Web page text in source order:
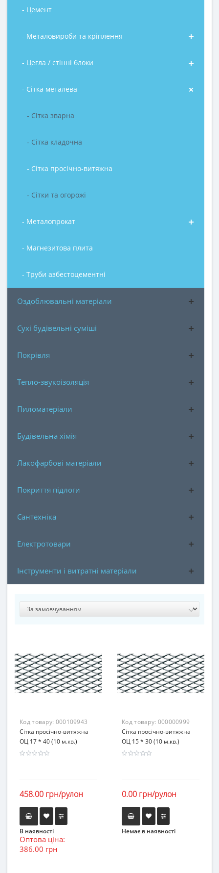
- Цемент
- Металовироби та кріплення
- Цегла / стінні блоки
- Сітка металева
- Сітка зварна
- Сітка кладочна
- Сітка просічно-витяжна
- Сітки та огорожі
- Металопрокат
- Магнезитова плита
- Труби азбестоцементні
Оздоблювальні матеріали
Сухі будівельні суміші
Покрівля
Тепло-звукоізоляція
Пиломатеріали
Будівельна хімія
Лакофарбові матеріали
Покриття підлоги
Сантехніка
Електротовари
Інструменти і витратні матеріали
Код товару: 000109943
Сітка просічно-витяжна
ОЦ 17 * 40 (10 м.кв.)
458.00 грн/рулон
В наявності
Оптова ціна:
386.00 грн
Код товару: 000000999
Сітка просічно-витяжна
ОЦ 15 * 30 (10 м.кв.)
0.00 грн/рулон
Немає в наявності